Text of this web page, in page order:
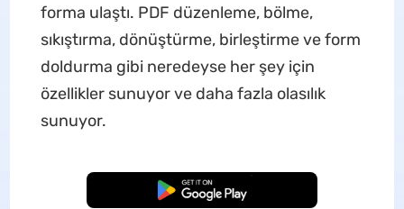
forma ulaştı. PDF düzenleme, bölme,
sıkıştırma, dönüştürme, birleştirme ve form
doldurma gibi neredeyse her şey için
özellikler sunuyor ve daha fazla olasılık
sunuyor.
Ücretsiz İndirme